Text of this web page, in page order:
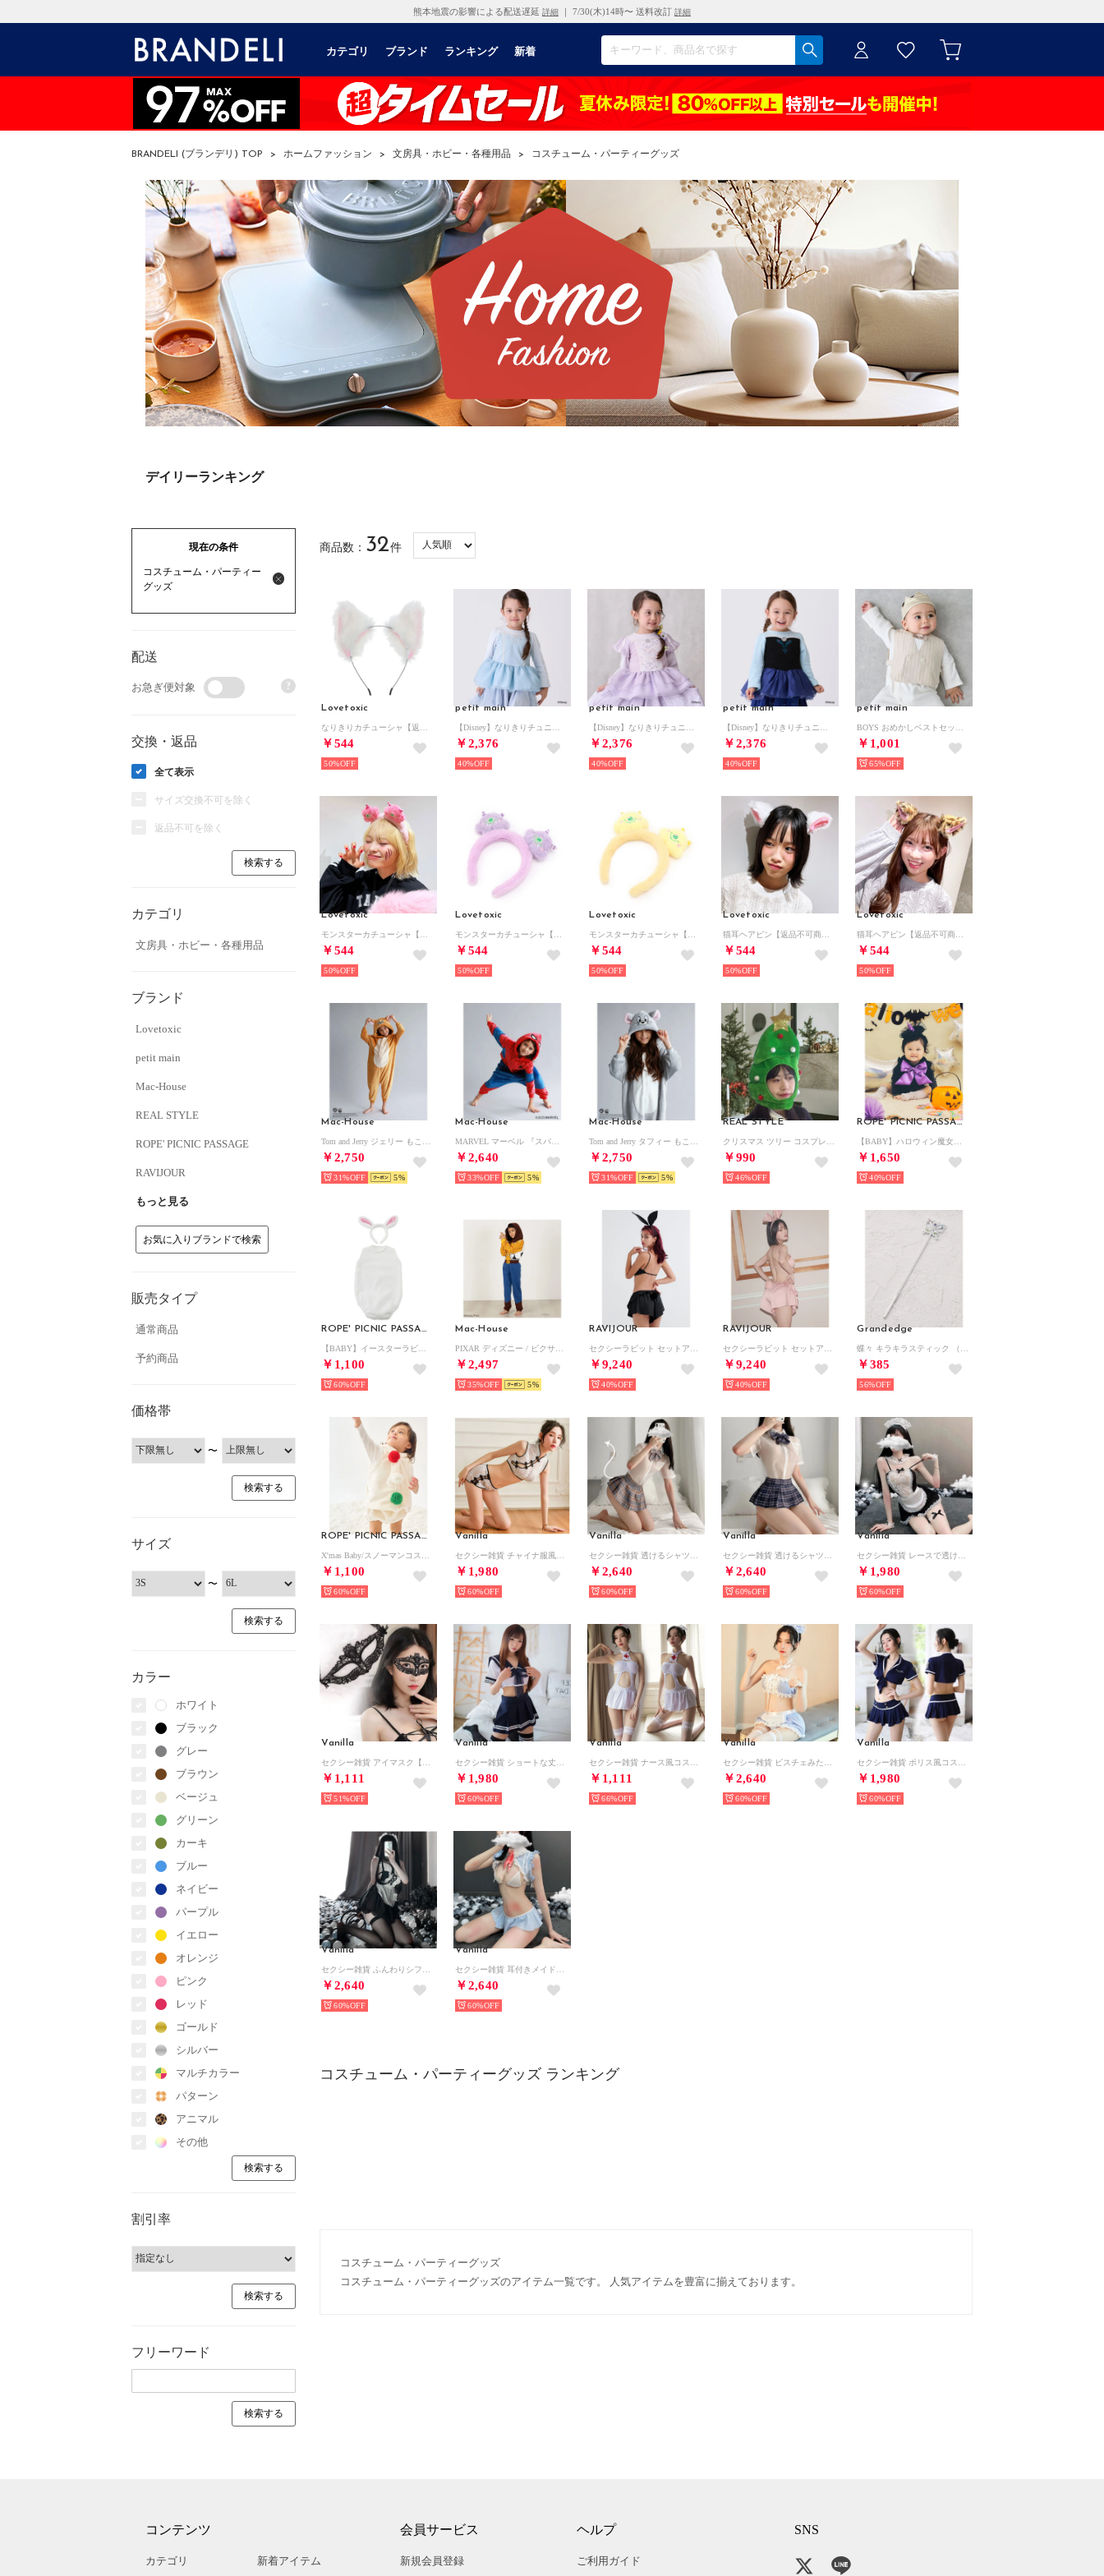
熊本地震の影響による配送遅延 詳細 ｜ 7/30(木)14時〜 送料改訂 詳細
カテゴリ ブランド ランキング 新着
BRANDELI (ブランデリ) TOP > ホームファッション > 文房具・ホビー・各種用品 > コスチューム・パーティーグッズ
デイリーランキング
現在の条件
コスチューム・パーティー
グッズ
配送
お急ぎ便対象 ?
交換・返品
全て表示
サイズ交換不可を除く
返品不可を除く
カテゴリ
文房具・ホビー・各種用品
ブランド
Lovetoxic
petit main
Mac-House
REAL STYLE
ROPE' PICNIC PASSAGE
RAVIJOUR
もっと見る
お気に入りブランドで検索
販売タイプ
通常商品
予約商品
価格帯
〜
サイズ
〜
カラー
ホワイト
ブラック
グレー
ブラウン
ベージュ
グリーン
カーキ
ブルー
ネイビー
パープル
イエロー
オレンジ
ピンク
レッド
ゴールド
シルバー
マルチカラー
パターン
アニマル
その他
割引率
フリーワード
商品数： 32件
Lovetoxic
￥544
50%
petit main
￥2,376
40%
petit main
￥2,376
40%
petit main
￥2,376
40%
petit main
￥1,001
65%
Lovetoxic
￥544
50%
Lovetoxic
￥544
50%
Lovetoxic
￥544
50%
Lovetoxic
￥544
50%
Lovetoxic
￥544
50%
Mac-House
￥2,750
31% 5
Mac-House
￥2,640
33% 5
Mac-House
￥2,750
31% 5
REAL STYLE
￥990
46%
ROPE' PICNIC PASSAGE
￥1,650
40%
ROPE' PICNIC PASSAGE
￥1,100
60%
Mac-House
￥2,497
35% 5
RAVIJOUR
￥9,240
40%
RAVIJOUR
￥9,240
40%
Grandedge
￥385
56%
ROPE' PICNIC PASSAGE
￥1,100
60%
Vanilla
￥1,980
60%
Vanilla
￥2,640
60%
Vanilla
￥2,640
60%
Vanilla
￥1,980
60%
Vanilla
￥1,111
51%
Vanilla
￥1,980
60%
Vanilla
￥1,111
66%
Vanilla
￥2,640
60%
Vanilla
￥1,980
60%
Vanilla
￥2,640
60%
Vanilla
￥2,640
60%
コスチューム・パーティーグッズ ランキング
コスチューム・パーティーグッズ
コスチューム・パーティーグッズのアイテム一覧です。 人気アイテムを豊富に揃えております。
コンテンツ
カテゴリ 新着アイテム
会員サービス
新規会員登録
ヘルプ
ご利用ガイド
SNS